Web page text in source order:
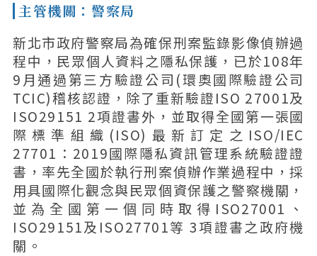
主管機關：警察局
新北市政府警察局為確保刑案監錄影像偵辦過
程中，民眾個人資料之隱私保護，已於108年
9月通過第三方驗證公司(環奧國際驗證公司
TCIC)稽核認證，除了重新驗證ISO 27001及
ISO29151 2項證書外，並取得全國第一張國
際標準組織(ISO)最新訂定之ISO/IEC
27701：2019國際隱私資訊管理系統驗證證
書，率先全國於執行刑案偵辦作業過程中，採
用具國際化觀念與民眾個資保護之警察機關，
並為全國第一個同時取得ISO27001、
ISO29151及ISO27701等 3項證書之政府機
關。